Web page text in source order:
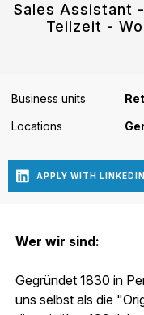
Sales Assistant
Teilzeit -
Business units
Locations
Wer wir sind:
Gegründet 1830 in
uns selbst als die